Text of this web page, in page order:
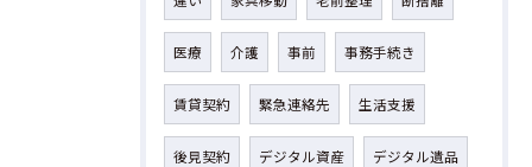
医療 介護 事前 事務手続き
賃貸契約 緊急連絡先 生活支援
後見契約 デジタル資産 デジタル遺品